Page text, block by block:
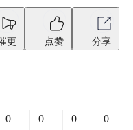
更 点赞 分享
0
0
0
0